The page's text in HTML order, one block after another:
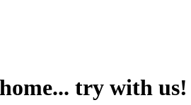
try with us!